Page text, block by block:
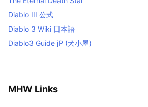
Diablo III 公式
Diablo 3 Wiki 日本語
Diablo3 Guide jP (犬小屋)
MHW Links